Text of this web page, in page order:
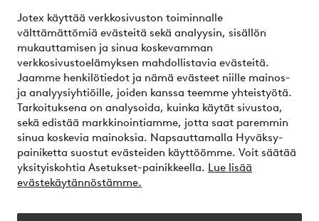
Jotex käyttää verkkosivuston toiminnalle
välttämättömiä evästeitä sekä analyysin, sisällön
mukauttamisen ja sinua koskevamman
verkkosivustoelämyksen mahdollistavia evästeitä.
Jaamme henkilötiedot ja nämä evästeet niille mainos-
ja analyysiyhtiöille, joiden kanssa teemme yhteistyötä.
Tarkoituksena on analysoida, kuinka käytät sivustoa,
sekä edistää markkinointiamme, jotta saat paremmin
sinua koskevia mainoksia. Napsauttamalla Hyväksy-
painiketta suostut evästeiden käyttöömme. Voit säätää
yksityiskohtia Asetukset-painikkeella. Lue lisää
evästekäytännöstämme.
Ystävät
Turvalliset maksut – maksa nyt tai erissä
Haluatko tietää lisää maksuvaihtoehdoistamme?
elpy